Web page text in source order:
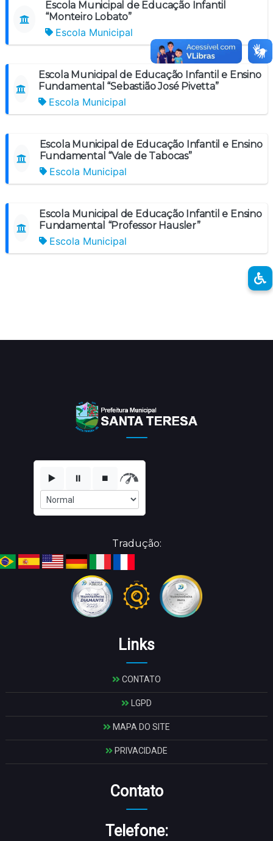
Escola Municipal de Educação Infantil
“Monteiro Lobato”
Escola Municipal
Escola Municipal de Educação Infantil e Ensino
Fundamental “Sebastião José Pivetta”
Escola Municipal
Escola Municipal de Educação Infantil e Ensino
Fundamental “Vale de Tabocas”
Escola Municipal
Escola Municipal de Educação Infantil e Ensino
Fundamental “Professor Hausler”
Escola Municipal
▶️ ⏸️ ⏹️
Tradução:
Links
CONTATO
LGPD
MAPA DO SITE
PRIVACIDADE
Contato
Telefone: